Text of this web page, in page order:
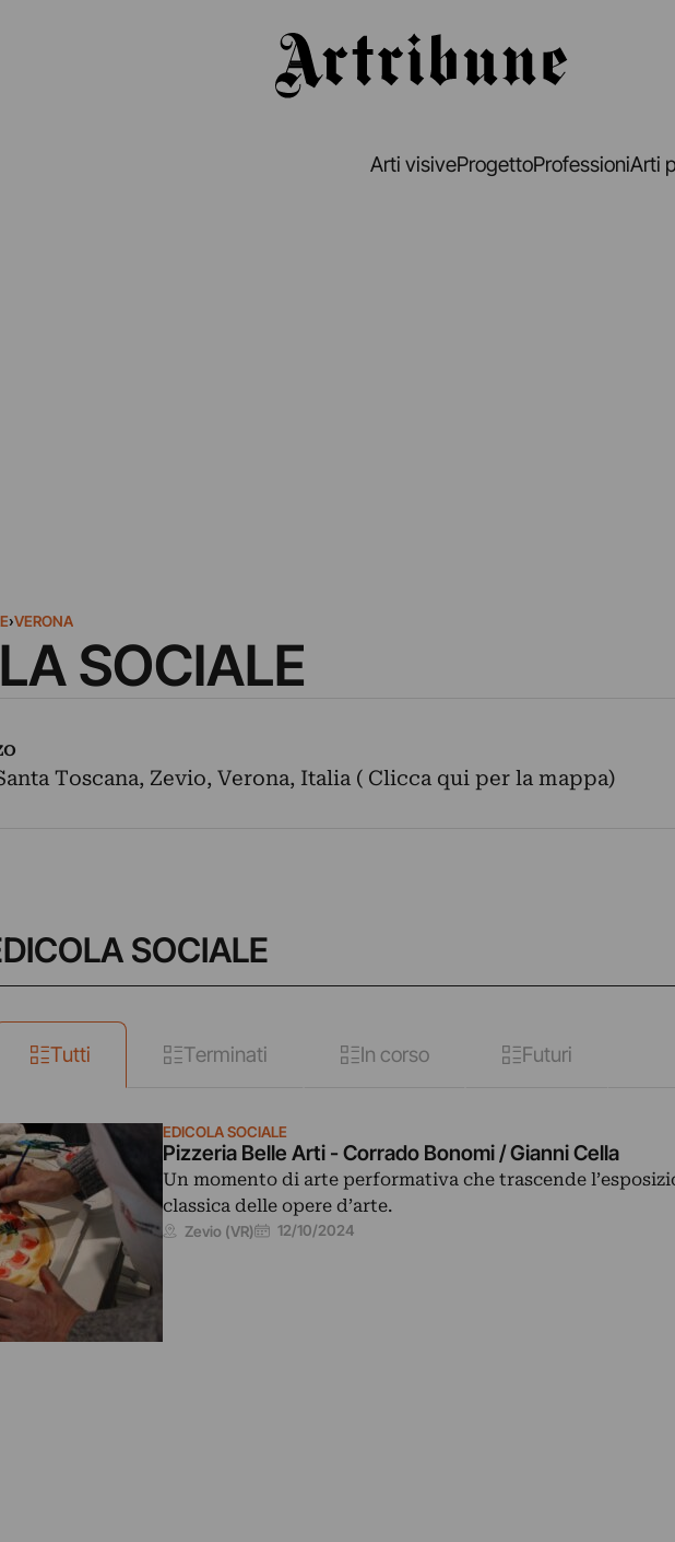
Arti visiveProgettoProfessioniArti
›VERONA
SOCIALE
Toscana, Zevio, Verona, Italia ( Clicca qui per la mappa)
SOCIALE
Tutti Terminati In corso Futuri
EDICOLA SOCIALE
Pizzeria Belle Arti - Corrado Bonomi / Gianni Cella
Un momento di arte performativa che trascende
classica delle opere d’arte.
Zevio (VR) 12/10/2024